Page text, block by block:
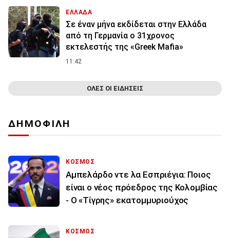
ΕΛΛΑΔΑ
Σε έναν μήνα εκδίδεται στην Ελλάδα
από τη Γερμανία ο 31χρονος
εκτελεστής της «Greek Mafia»
11:42
ΟΛΕΣ ΟΙ ΕΙΔΗΣΕΙΣ
ΔΗΜΟΦΙΛΗ
ΚΟΣΜΟΣ
Αμπελάρδο ντε λα Εσπριέγια: Ποιος
είναι ο νέος πρόεδρος της Κολομβίας
- Ο «Τίγρης» εκατομμυριούχος
ΚΟΣΜΟΣ